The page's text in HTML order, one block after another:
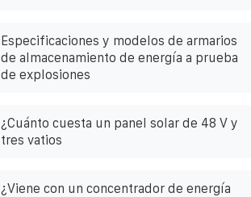
Especificaciones y modelos de armarios
de almacenamiento de energía a prueba
de explosiones
¿Cuánto cuesta un panel solar de 48 V y
tres vatios
¿Viene con un concentrador de energía